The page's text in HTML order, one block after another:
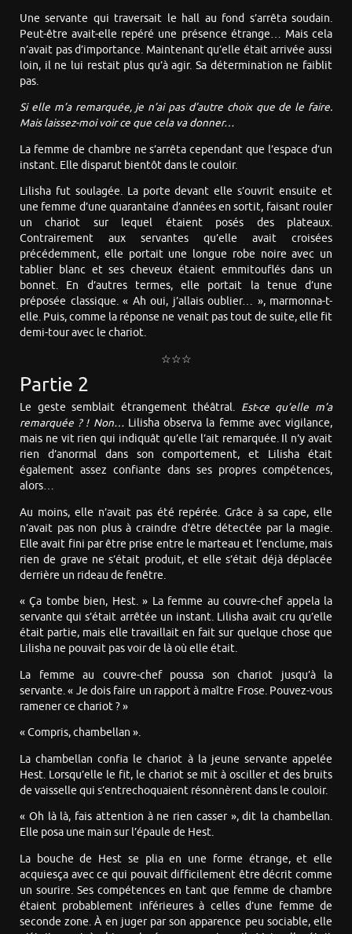
Une servante qui traversait le hall au fond s’arrêta soudain.
Peut-être avait-elle repéré une présence étrange… Mais cela
n’avait pas d’importance. Maintenant qu’elle était arrivée aussi
loin, il ne lui restait plus qu’à agir. Sa détermination ne faiblit
pas.
Si elle m’a remarquée, je n’ai pas d’autre choix que de le faire.
Mais laissez-moi voir ce que cela va donner…
La femme de chambre ne s’arrêta cependant que l’espace d’un
instant. Elle disparut bientôt dans le couloir.
Lilisha fut soulagée. La porte devant elle s’ouvrit ensuite et
une femme d’une quarantaine d’années en sortit, faisant rouler
un chariot sur lequel étaient posés des plateaux.
Contrairement aux servantes qu’elle avait croisées
précédemment, elle portait une longue robe noire avec un
tablier blanc et ses cheveux étaient emmitouflés dans un
bonnet. En d’autres termes, elle portait la tenue d’une
préposée classique. « Ah oui, j’allais oublier… », marmonna-t-
elle. Puis, comme la réponse ne venait pas tout de suite, elle fit
demi-tour avec le chariot.
☆☆☆
Partie 2
Le geste semblait étrangement théâtral. Est-ce qu’elle m’a
remarquée ? ! Non… Lilisha observa la femme avec vigilance,
mais ne vit rien qui indiquât qu’elle l’ait remarquée. Il n’y avait
rien d’anormal dans son comportement, et Lilisha était
également assez confiante dans ses propres compétences,
alors…
Au moins, elle n’avait pas été repérée. Grâce à sa cape, elle
n’avait pas non plus à craindre d’être détectée par la magie.
Elle avait fini par être prise entre le marteau et l’enclume, mais
rien de grave ne s’était produit, et elle s’était déjà déplacée
derrière un rideau de fenêtre.
« Ça tombe bien, Hest. » La femme au couvre-chef appela la
servante qui s’était arrêtée un instant. Lilisha avait cru qu’elle
était partie, mais elle travaillait en fait sur quelque chose que
Lilisha ne pouvait pas voir de là où elle était.
La femme au couvre-chef poussa son chariot jusqu’à la
servante. « Je dois faire un rapport à maître Frose. Pouvez-vous
ramener ce chariot ? »
« Compris, chambellan ».
La chambellan confia le chariot à la jeune servante appelée
Hest. Lorsqu’elle le fit, le chariot se mit à osciller et des bruits
de vaisselle qui s’entrechoquaient résonnèrent dans le couloir.
« Oh là là, fais attention à ne rien casser », dit la chambellan.
Elle posa une main sur l’épaule de Hest.
La bouche de Hest se plia en une forme étrange, et elle
acquiesça avec ce qui pouvait difficilement être décrit comme
un sourire. Ses compétences en tant que femme de chambre
étaient probablement inférieures à celles d’une femme de
seconde zone. À en juger par son apparence peu sociable, elle